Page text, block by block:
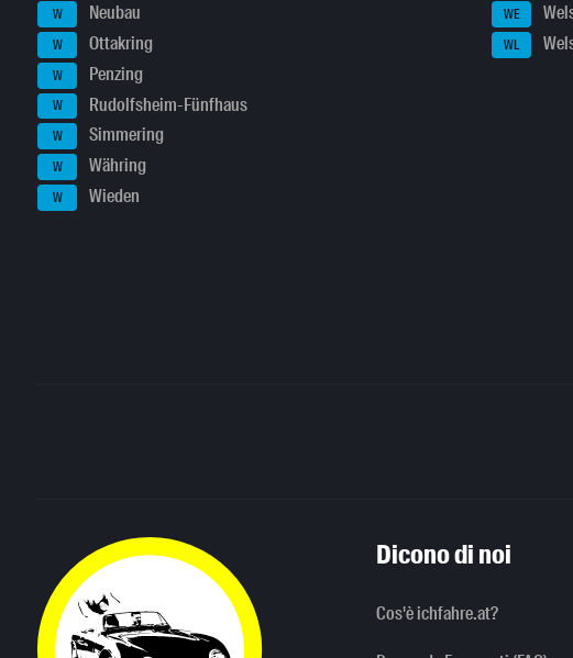
W Neubau
W Ottakring
W Penzing
W Rudolfsheim-Fünfhaus
W Simmering
W Währing
W Wieden
WE
WL
Dicono di noi
Cos'è ichfahre.at?